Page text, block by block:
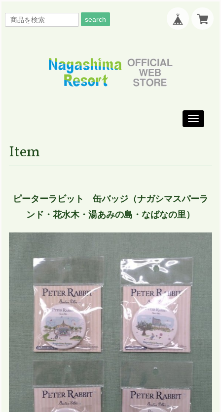
search
Toggle
Item
ピーターラビット 缶バッジ（ナガシマスパーラ
ンド・花水木・湯あみの島・なばなの里）